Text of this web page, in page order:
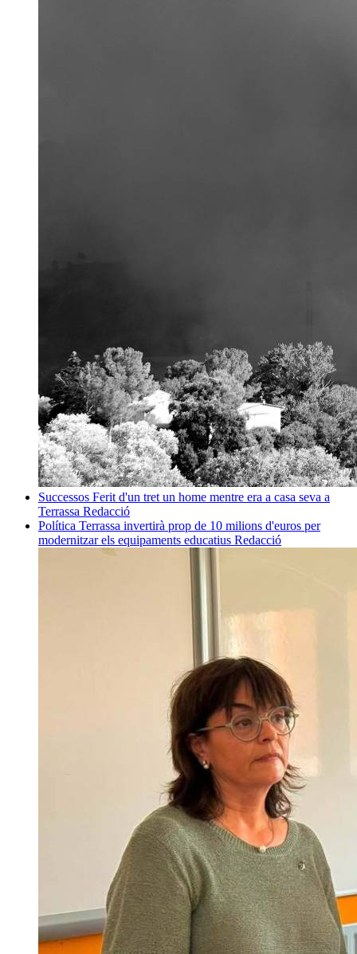
Successos Ferit d'un tret un home mentre era a casa seva a
Terrassa Redacció
Política Terrassa invertirà prop de 10 milions d'euros per
modernitzar els equipaments educatius Redacció